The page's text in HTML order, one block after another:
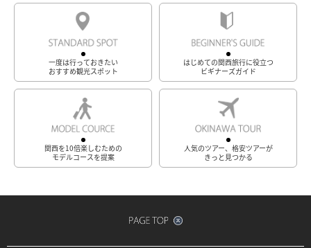
一度は行っておきたい
おすすめ観光スポット
はじめての関西旅行に役立つ
ビギナーズガイド
関西を10倍楽しむための
モデルコースを提案
人気のツアー、格安ツアーが
きっと見つかる